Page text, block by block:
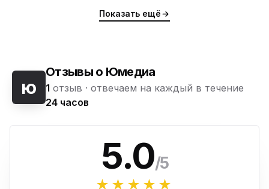
Показать ещё
ю
Отзывы о Юмедиа
1 отзыв · отвечаем на каждый в течение
24 часов
5.0/5
★★★★★